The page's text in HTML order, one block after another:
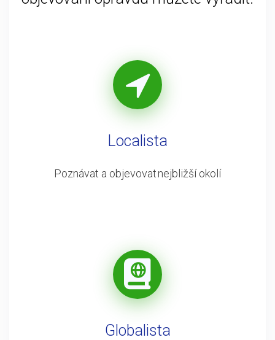
Localista
Poznávat a objevovat nejbližší okolí
Globalista